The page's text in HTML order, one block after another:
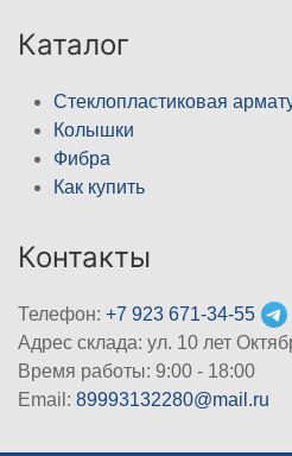
Каталог
Стеклопластиковая
Колышки
Фибра
Как купить
Контакты
Телефон: +7 923 671-34-55
Адрес склада: ул. 10 лет
Время работы: 9:00 - 18:00
Email: 89993132280@mail.ru